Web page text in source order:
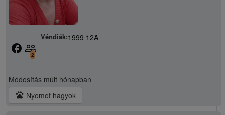
Véndiák:1999 12A
facebook people_outline
2
Módosítás múlt hónapban
pets Nyomot hagyok